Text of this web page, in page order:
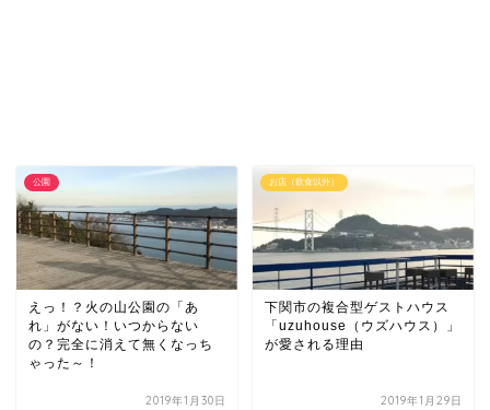
公園
えっ！？火の山公園の「あ
れ」がない！いつからない
の？完全に消えて無くなっち
ゃった～！
2019年1月30日
お店（飲食以外）
下関市の複合型ゲストハウス
「uzuhouse（ウズハウス）」
が愛される理由
2019年1月29日